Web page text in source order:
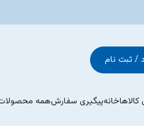
/ ثبت نام
خانهپیگیری سفارشهمه